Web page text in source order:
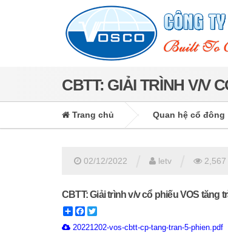
CBTT: GIẢI TRÌNH V/V
Trang chủ Quan hệ cổ đông
02/12/2022 letv 2,567
CBTT: Giải trình v/v cổ phiếu VOS tăng
ShareFacebook
20221202-vos-cbtt-cp-tang-tran-5-phien.pdf